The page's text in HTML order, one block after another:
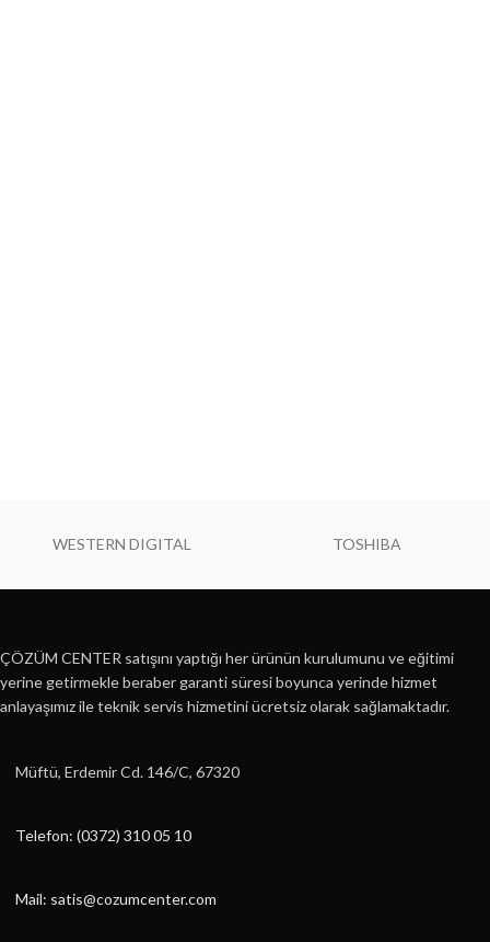
WESTERN DIGITAL TOSHIBA
ÇÖZÜM CENTER satışını yaptığı her ürünün kurulumunu ve eğitimi
yerine getirmekle beraber garanti süresi boyunca yerinde hizmet
anlayaşımız ile teknik servis hizmetini ücretsiz olarak sağlamaktadır.
Müftü, Erdemir Cd. 146/C, 67320
Telefon: (0372) 310 05 10
Mail: satis@cozumcenter.com